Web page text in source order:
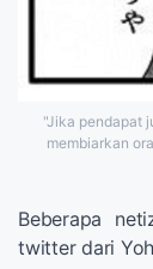
"Jika pendapat
membiarkan
Beberapa
twitter dari